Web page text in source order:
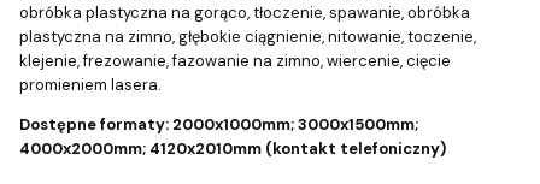
obróbka plastyczna na gorąco, tłoczenie, spawanie, obróbka
plastyczna na zimno, głębokie ciągnienie, nitowanie, toczenie,
klejenie, frezowanie, fazowanie na zimno, wiercenie, cięcie
promieniem lasera.
Dostępne formaty: 2000x1000mm; 3000x1500mm;
4000x2000mm; 4120x2010mm (kontakt telefoniczny)